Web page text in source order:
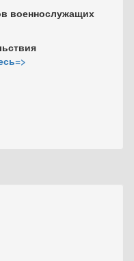
военнослужащих